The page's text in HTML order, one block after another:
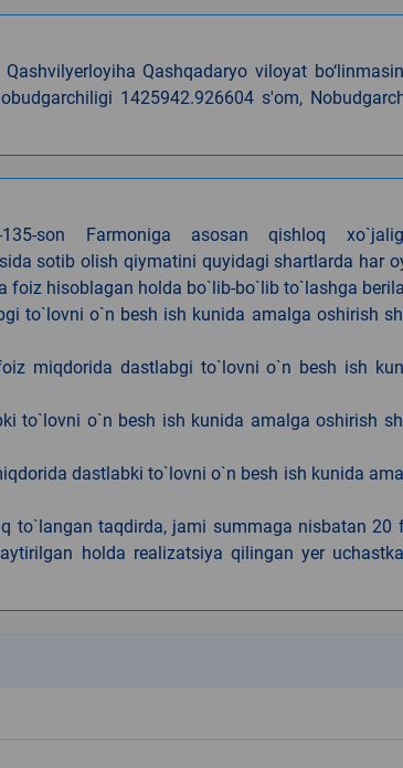
Qashqadaryo viloyat
1425942.926604 s'om,
135-son Farmoniga asosan qishloq
sotib olish qiymatini quyidagi shartlarda har
hisoblagan holda bo`lib-bo`lib to`lashga
to`lovni o`n besh ish kunida amalga oshirish
miqdorida dastlabgi to`lovni o`n besh ish
to`lovni o`n besh ish kunida amalga oshirish
dastlabki to`lovni o`n besh ish kunida
to`langan taqdirda, jami summaga nisbatan 20
holda realizatsiya qilingan yer